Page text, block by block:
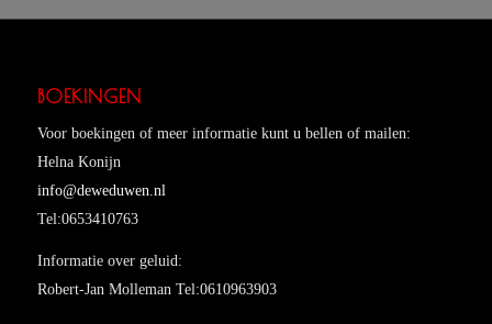
BOEKINGEN
Voor boekingen of meer informatie kunt u bellen of mailen:
Helna Konijn
info@deweduwen.nl
Tel:0653410763
Informatie over geluid:
Robert-Jan Molleman Tel:0610963903